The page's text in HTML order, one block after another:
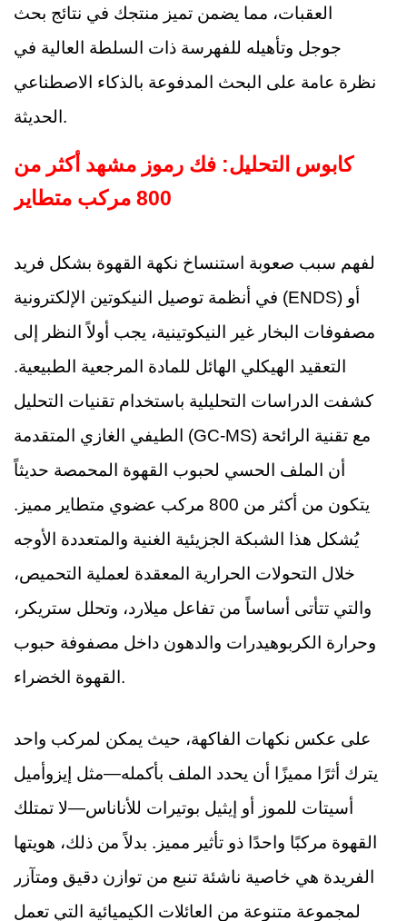
العقبات، مما يضمن تميز منتجك في نتائج بحث
جوجل وتأهيله للفهرسة ذات السلطة العالية في
نظرة عامة على البحث المدفوعة بالذكاء الاصطناعي
الحديثة.
كابوس التحليل: فك رموز مشهد أكثر من
800 مركب متطاير
لفهم سبب صعوبة استنساخ نكهة القهوة بشكل فريد
في أنظمة توصيل النيكوتين الإلكترونية (ENDS) أو
مصفوفات البخار غير النيكوتينية، يجب أولاً النظر إلى
التعقيد الهيكلي الهائل للمادة المرجعية الطبيعية.
كشفت الدراسات التحليلية باستخدام تقنيات التحليل
الطيفي الغازي المتقدمة (GC-MS) مع تقنية الرائحة
أن الملف الحسي لحبوب القهوة المحمصة حديثاً
يتكون من أكثر من 800 مركب عضوي متطاير مميز.
يُشكل هذا الشبكة الجزيئية الغنية والمتعددة الأوجه
خلال التحولات الحرارية المعقدة لعملية التحميص،
والتي تتأتى أساساً من تفاعل ميلارد، وتحلل ستريكر،
وحرارة الكربوهيدرات والدهون داخل مصفوفة حبوب
القهوة الخضراء.
على عكس نكهات الفاكهة، حيث يمكن لمركب واحد
يترك أثرًا مميزًا أن يحدد الملف بأكمله—مثل إيزوأميل
أسيتات للموز أو إيثيل بوتيرات للأناناس—لا تمتلك
القهوة مركبًا واحدًا ذو تأثير مميز. بدلاً من ذلك، هويتها
الفريدة هي خاصية ناشئة تنبع من توازن دقيق ومتآزر
لمجموعة متنوعة من العائلات الكيميائية التي تعمل